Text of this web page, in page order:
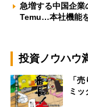
急増する中国企
Temu…本社機能
投資ノウハウ
「
ミッ